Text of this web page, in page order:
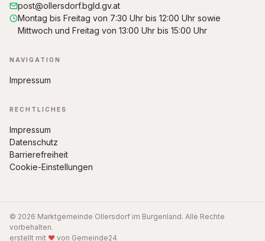
post@ollersdorf.bgld.gv.at
Montag bis Freitag von 7:30 Uhr bis 12:00 Uhr sowie
Mittwoch und Freitag von 13:00 Uhr bis 15:00 Uhr
NAVIGATION
Impressum
RECHTLICHES
Impressum
Datenschutz
Barrierefreiheit
Cookie-Einstellungen
© 2026 Marktgemeinde Ollersdorf im Burgenland. Alle Rechte
vorbehalten.
erstellt mit ♥ von Gemeinde24